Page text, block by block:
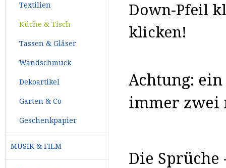
Down-Pfeil
klicken!
Achtung:
immer zwei
Die
Textilien
Küche & Tisch
Tassen & Gläser
Wandschmuck
Dekoartikel
Garten & Co
Geschenkpapier
MUSIK & FILM